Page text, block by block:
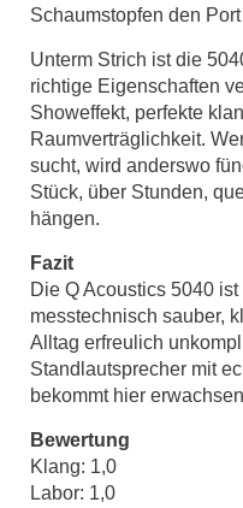
Schaumstopfen den
Unterm Strich ist die
richtige Eigenschaften
Showeffekt, perfekte
Raumverträglichkeit.
sucht, wird anderswo
Stück, über Stunden,
hängen.
Fazit
Die Q Acoustics 5040
messtechnisch sauber,
Alltag erfreulich
Standlautsprecher mit
bekommt hier
Bewertung
Klang: 1,0
Labor: 1,0